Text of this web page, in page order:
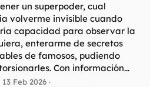
un superpoder, cual
volverme invisible cuando
capacidad para observar la
enterarme de secretos
de famosos, pudiendo
Con información...
13 Feb 2026